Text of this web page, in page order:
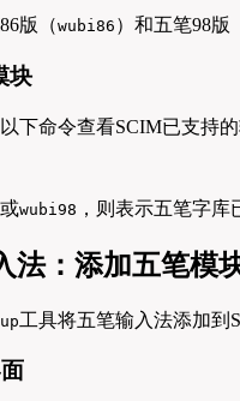
版（wubi86 ）和五笔98版
块
下命令查看SCIM已支持
或wubi98 ，则表示五笔字库
法：添加五笔模
工具将五笔输入法添加到